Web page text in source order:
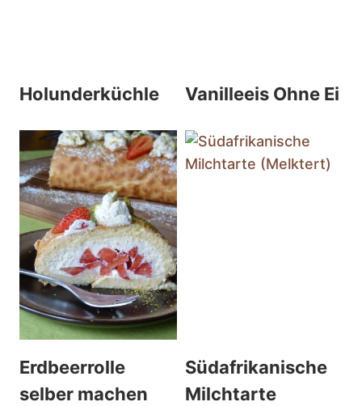
Holunderküchle Vanilleeis Ohne Ei
Erdbeerrolle
selber machen
Südafrikanische
Milchtarte